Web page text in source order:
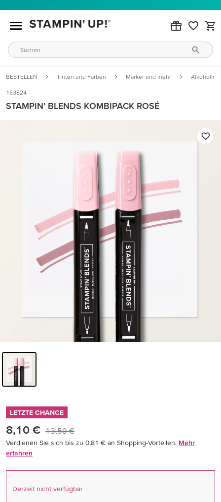
BESTELLEN Tinten und Farben Marker und mehr
163824
STAMPIN’ BLENDS KOMBIPACK ROSÉ
LETZTE CHANCE
8,10 € 13,50 €
Verdienen Sie sich bis zu 0,81 € an Shopping-Vorteilen. Mehr
erfahren
Derzeit nicht verfügbar